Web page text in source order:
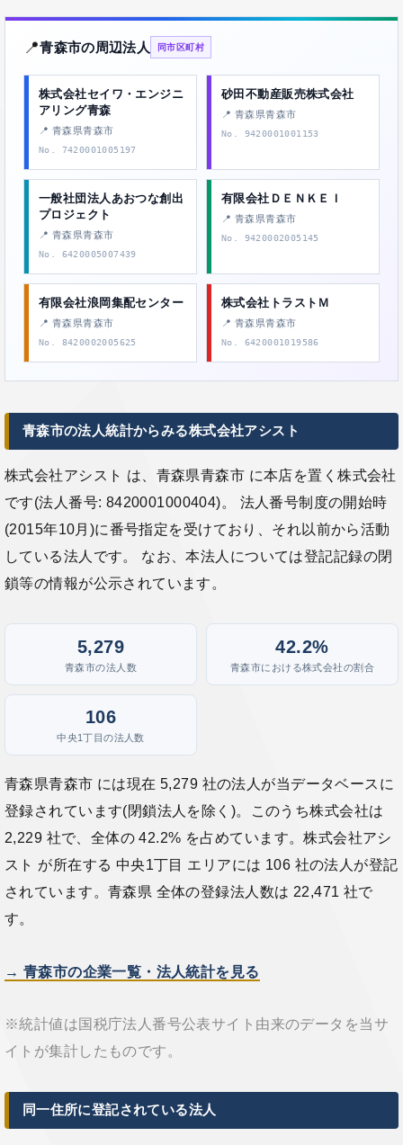
📍青森市の周辺法人 同市区町村
株式会社セイワ・エンジニ
アリング青森
📍 青森県青森市
No. 7420001005197
砂田不動産販売株式会社
📍 青森県青森市
No. 9420001001153
一般社団法人あおつな創出
プロジェクト
📍 青森県青森市
No. 6420005007439
有限会社ＤＥＮＫＥＩ
📍 青森県青森市
No. 9420002005145
有限会社浪岡集配センター
📍 青森県青森市
No. 8420002005625
株式会社トラストＭ
📍 青森県青森市
No. 6420001019586
青森市の法人統計からみる株式会社アシスト
株式会社アシスト は、青森県青森市 に本店を置く株式会社
です(法人番号: 8420001000404)。 法人番号制度の開始時
(2015年10月)に番号指定を受けており、それ以前から活動
している法人です。 なお、本法人については登記記録の閉
鎖等の情報が公示されています。
5,279
青森市の法人数
42.2%
青森市における株式会社の割合
106
中央1丁目の法人数
青森県青森市 には現在 5,279 社の法人が当データベースに
登録されています(閉鎖法人を除く)。このうち株式会社は
2,229 社で、全体の 42.2% を占めています。株式会社アシ
スト が所在する 中央1丁目 エリアには 106 社の法人が登記
されています。青森県 全体の登録法人数は 22,471 社で
す。
→ 青森市の企業一覧・法人統計を見る
※統計値は国税庁法人番号公表サイト由来のデータを当サ
イトが集計したものです。
同一住所に登記されている法人